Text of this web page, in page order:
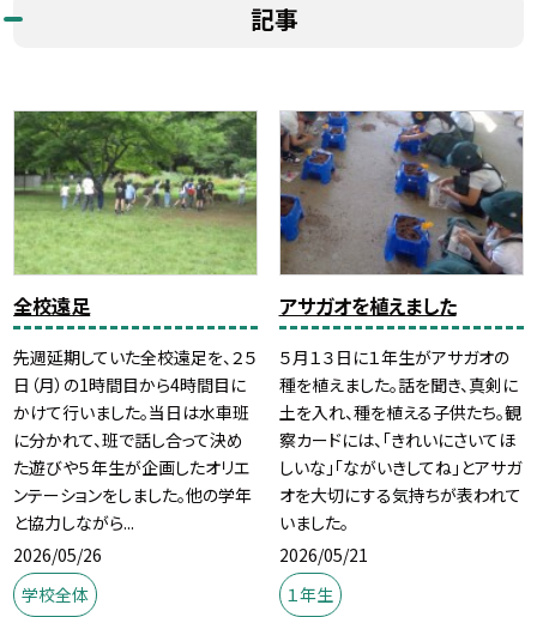
記事
全校遠足
先週延期していた全校遠足を、２５
日（月）の1時間目から4時間目に
かけて行いました。当日は水車班
に分かれて、班で話し合って決め
た遊びや５年生が企画したオリエ
ンテーションをしました。他の学年
と協力しながら...
2026/05/26
学校全体
アサガオを植えました
５月１３日に１年生がアサガオの
種を植えました。話を聞き、真剣に
土を入れ、種を植える子供たち。観
察カードには、「きれいにさいてほ
しいな」「ながいきしてね」とアサガ
オを大切にする気持ちが表われて
いました。
2026/05/21
１年生